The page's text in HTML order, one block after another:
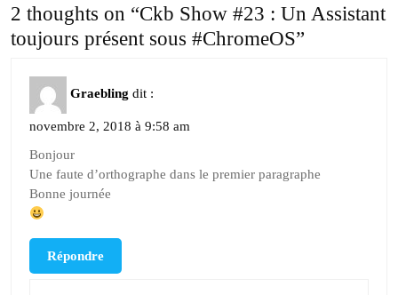
2 thoughts on “Ckb Show #23 : Un Assistant
toujours présent sous #ChromeOS”
Graebling dit :
novembre 2, 2018 à 9:58 am
Bonjour
Une faute d’orthographe dans le premier paragraphe
Bonne journée
Répondre